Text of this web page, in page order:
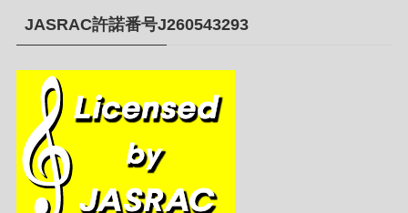
JASRAC許諾番号J260543293